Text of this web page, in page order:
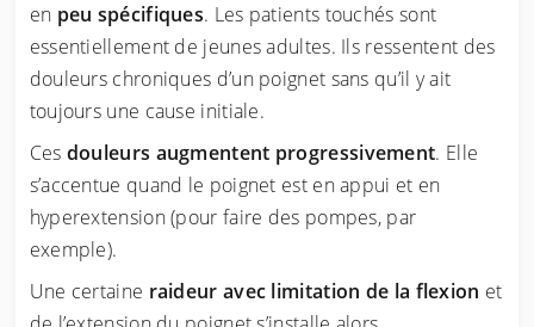
en peu spécifiques. Les patients touchés sont
essentiellement de jeunes adultes. Ils ressentent des
douleurs chroniques d’un poignet sans qu’il y ait
toujours une cause initiale.
Ces douleurs augmentent progressivement. Elle
s’accentue quand le poignet est en appui et en
hyperextension (pour faire des pompes, par
exemple).
Une certaine raideur avec limitation de la flexion et